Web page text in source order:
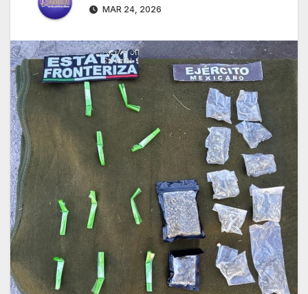
MAR 24, 2026